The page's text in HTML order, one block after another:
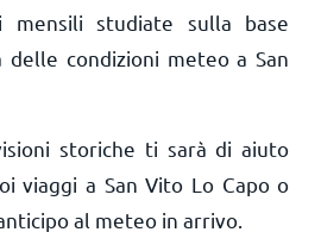
mensili studiate sulla base
delle condizioni meteo a San
storiche ti sarà di aiuto
viaggi a San Vito Lo Capo o
al meteo in arrivo.